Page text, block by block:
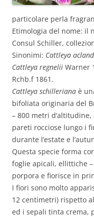
particolare perla
Etimologia del nome: il
Consul Schiller,
Sinonimi: Cattleya
Cattleya regnelii Warner
Rchb.f 1861.
Cattleya schilleriana è
bifoliata originaria del
– 800 metri
pareti rocciose lungo i
durante l’estate e
Questa specie forma
foglie apicali, ellittiche
porpora e fiorisce in
I fiori sono molto
12 centimetri) rispetto
ed i sepali tinta crema,